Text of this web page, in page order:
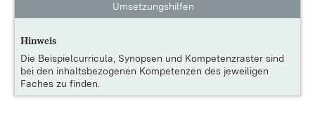
Umsetzungshilfen
Hinweis
Die Beispielcurricula, Synopsen und Kompetenzraster sind
bei den inhaltsbezogenen Kompetenzen des jeweiligen
Faches zu finden.